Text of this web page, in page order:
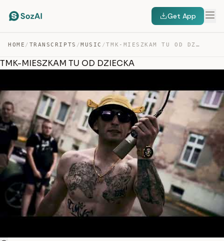
Get App
HOME / TRANSCRIPTS /MUSIC / TMK-MIESZKAM TU OD DZIECKA — TRANSCRIPT
TMK-MIESZKAM TU OD DZIECKA